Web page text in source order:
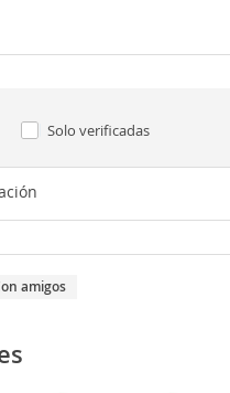
Solo verificadas
con amigos